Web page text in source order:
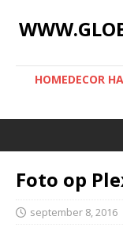
HOMEDECOR
Foto op
september 8, 2016